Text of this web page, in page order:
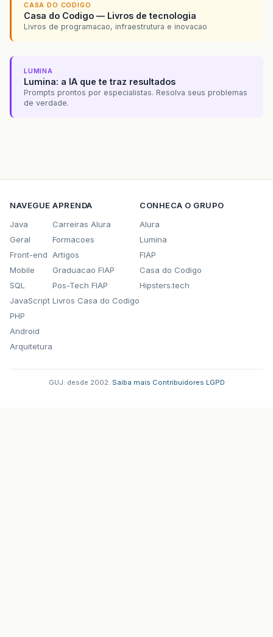
CASA DO CODIGO
Casa do Codigo — Livros de tecnologia
Livros de programacao, infraestrutura e inovacao
LUMINA
Lumina: a IA que te traz resultados
Prompts prontos por especialistas. Resolva seus problemas
de verdade.
NAVEGUE
Java
Geral
Front-end
Mobile
SQL
JavaScript
PHP
Android
Arquitetura
APRENDA
Carreiras Alura
Formacoes
Artigos
Graduacao FIAP
Pos-Tech FIAP
Livros Casa do Codigo
CONHECA O GRUPO
Alura
Lumina
FIAP
Casa do Codigo
Hipsters.tech
GUJ: desde 2002. Saiba mais Contribuidores LGPD